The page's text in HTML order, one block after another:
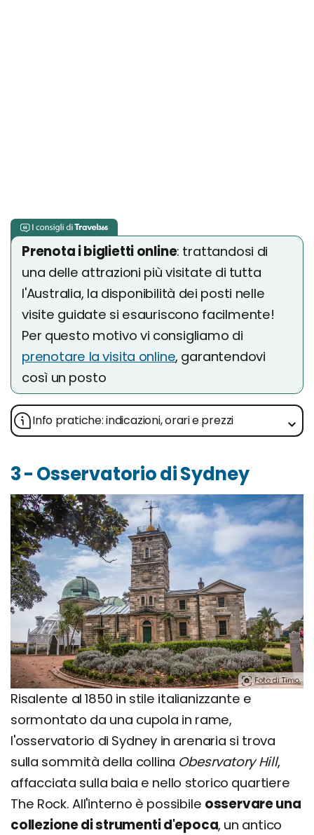
Prenota i biglietti online: trattandosi di
una delle attrazioni più visitate di tutta
l'Australia, la disponibilità dei posti nelle
visite guidate si esauriscono facilmente!
Per questo motivo vi consigliamo di
prenotare la visita online, garantendovi
così un posto
Info pratiche: indicazioni, orari e prezzi
3 - Osservatorio di Sydney
Foto di Timo.
Risalente al 1850 in stile italianizzante e
sormontato da una cupola in rame,
l'osservatorio di Sydney in arenaria si trova
sulla sommità della collina Obesrvatory Hill,
affacciata sulla baia e nello storico quartiere
The Rock. All'interno è possibile osservare una
collezione di strumenti d'epoca, un antico